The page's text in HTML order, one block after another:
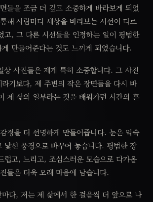
들을 조금 더 깊고 소중하게 바라보게 되었
해 사람마다 세상을 바라보는 시선이 다르
고, 그 다른 시선들을 인정하는 일이 평범한
만들어준다는 것도 느끼게 되었습니다.
상 사진들은 제게 특히 소중합니다. 그 사진
기보다, 제 주변의 작은 장면들을 다시 바
제 삶의 일부라는 것을 배워가던 시간의 흔
정을 더 선명하게 만들어줍니다. 눈은 익숙
낯선 풍경으로 바꾸어 놓습니다. 평범한 장
럽고, 느리고, 조심스러운 모습으로 다가옵
들은 더욱 오래 마음에 남습니다.
다, 저는 제 삶에서 한 걸음씩 더 앞으로 나